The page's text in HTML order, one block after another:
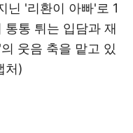
닌 '리환이 아빠'로 1
통 튀는 입담과 재
웃음 축을 맡고 있
처)